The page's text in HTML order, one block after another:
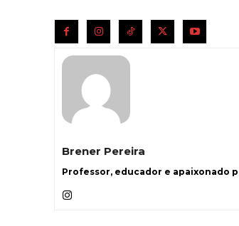
Brener Pereira
Professor, educador e apaixonado